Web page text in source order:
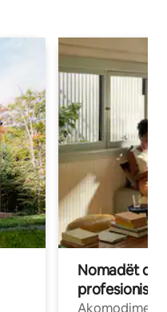
Nomadët
Akomodime